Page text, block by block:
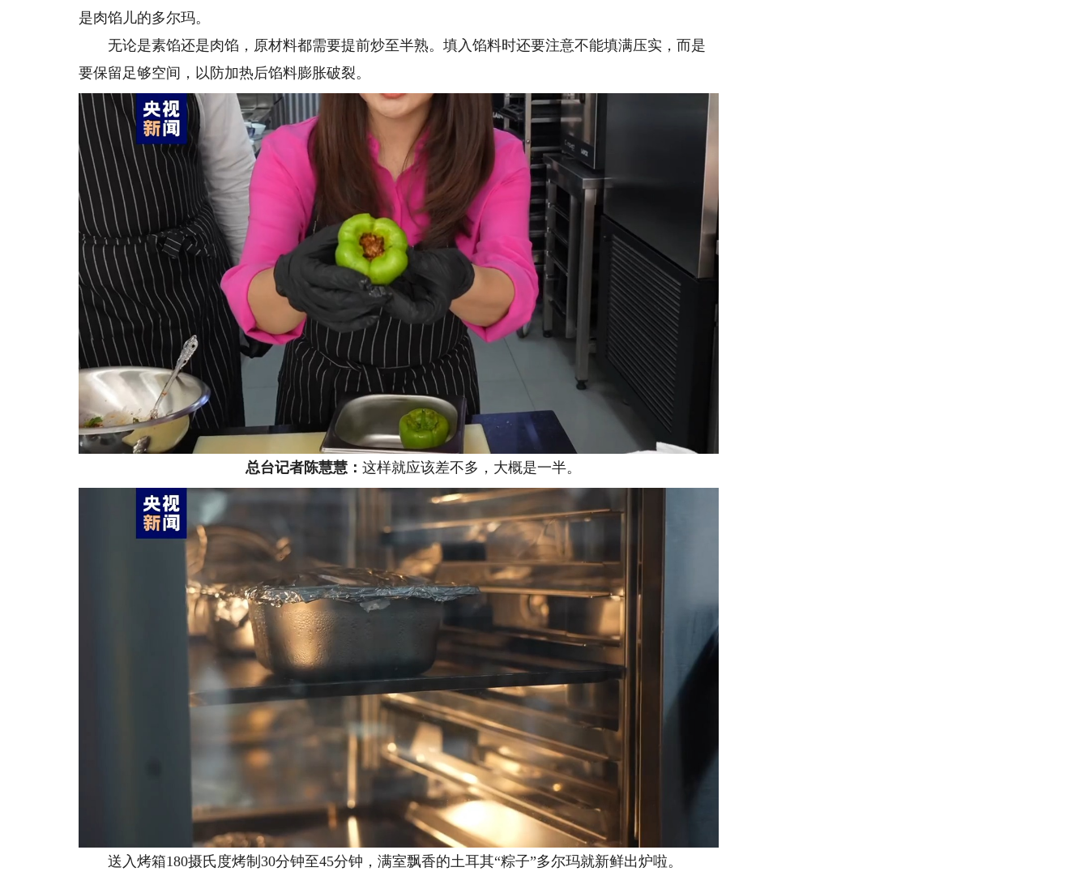
是肉馅儿的多尔玛。
无论是素馅还是肉馅，原材料都需要提前炒至半熟。填入馅料时还要注意不能填满压实，而是
要保留足够空间，以防加热后馅料膨胀破裂。
总台记者陈慧慧： 这样就应该差不多，大概是一半。
送入烤箱180摄氏度烤制30分钟至45分钟，满室飘香的土耳其“粽子”多尔玛就新鲜出炉啦。